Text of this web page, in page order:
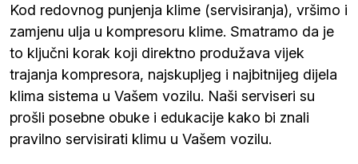
Kod redovnog punjenja klime (servisiranja), vršimo i
zamjenu ulja u kompresoru klime. Smatramo da je
to ključni korak koji direktno produžava vijek
trajanja kompresora, najskupljeg i najbitnijeg dijela
klima sistema u Vašem vozilu. Naši serviseri su
prošli posebne obuke i edukacije kako bi znali
pravilno servisirati klimu u Vašem vozilu.